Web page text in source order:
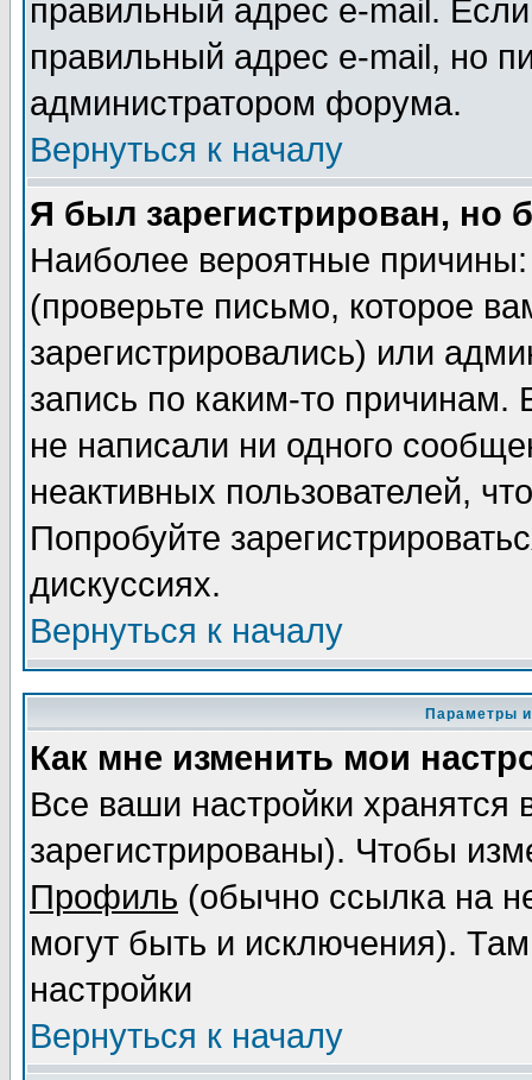
правильный адрес e-mail.
правильный адрес e-mail, но
администратором форума.
Вернуться к началу
Я был зарегистрирован, но
Наиболее вероятные
(проверьте письмо, которое
зарегистрировались) или
запись по каким-то
не написали ни одного
неактивных пользователей,
Попробуйте
дискуссиях.
Вернуться к началу
Параметры
Как мне изменить мои
Все ваши настройки
зарегистрированы). Чтобы
Профиль (обычно ссылка на
могут быть и исключения).
настройки
Вернуться к началу